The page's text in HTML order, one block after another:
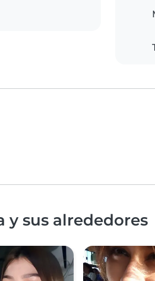
y sus alrededores